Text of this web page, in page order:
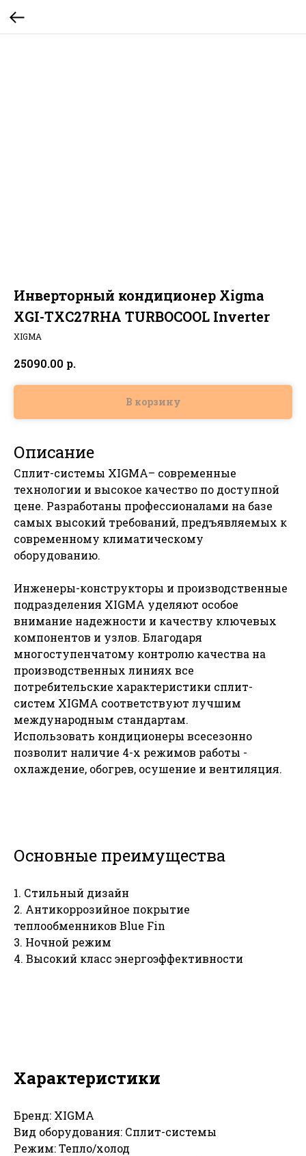
Инверторный кондиционер Xigma
XGI-TXC27RHA TURBOCOOL Inverter
XIGMA
25090.00 р.
В корзину
Описание
Сплит-системы XIGMA– современные
технологии и высокое качество по доступной
цене. Разработаны профессионалами на базе
самых высокий требований, предъявляемых к
современному климатическому
оборудованию.
Инженеры-конструкторы и производственные
подразделения XIGMA уделяют особое
внимание надежности и качеству ключевых
компонентов и узлов. Благодаря
многоступенчатому контролю качества на
производственных линиях все
потребительские характеристики сплит-
систем XIGMA соответствуют лучшим
международным стандартам.
Использовать кондиционеры всесезонно
позволит наличие 4-х режимов работы -
охлаждение, обогрев, осушение и вентиляция.
Основные преимущества
1. Стильный дизайн
2. Антикоррозийное покрытие
теплообменников Blue Fin
3. Ночной режим
4. Высокий класс энергоэффективности
Характеристики
Бренд: XIGMA
Вид оборудования: Сплит-системы
Режим: Тепло/холод